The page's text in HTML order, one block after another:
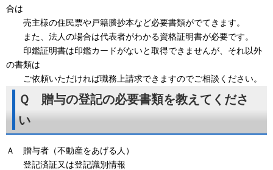
合は
売主様の住民票や戸籍謄抄本など必要書類がでてきます。
また、法人の場合は代表者がわかる資格証明書が必要です。
印鑑証明書は印鑑カードがないと取得できませんが、それ以外
の書類は
ご依頼いただければ職務上請求できますのでご相談ください。
Ｑ 贈与の登記の必要書類を教えてくださ
い
Ａ 贈与者（不動産をあげる人）
登記済証又は登記識別情報